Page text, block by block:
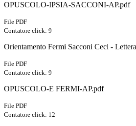
OPUSCOLO-IPSIA-SACCONI-AP.pdf
File PDF
Contatore click: 9
Orientamento Fermi Sacconi Ceci -
File PDF
Contatore click: 9
OPUSCOLO-E FERMI-AP.pdf
File PDF
Contatore click: 12